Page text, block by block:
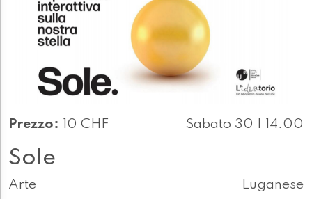
Prezzo: 10 CHF Sabato 30 | 14.00
Sole
Arte Luganese